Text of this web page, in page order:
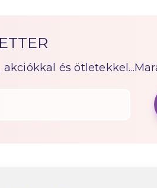
és